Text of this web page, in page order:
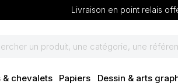
Livraison en point relais
& chevalets Papiers Dessin & arts